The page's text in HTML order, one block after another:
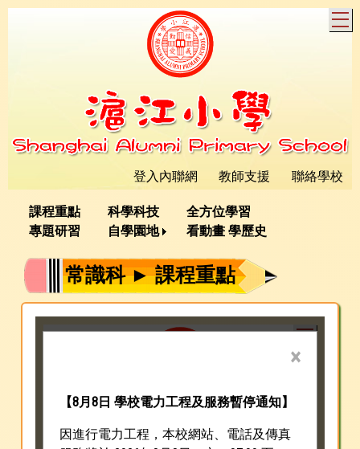
登入內聯網 教師支援 聯絡學校
課程重點 科學科技
全方位學習
專題研習
自學園地 看動畫 學歷史
常識科 ► 課程重點